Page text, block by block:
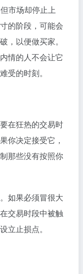
市场却停止上
的阶段，可能会
，以便做买家。
情的人不会让它
受的时刻。
在狂热的交易时
你决定接受它，
那些没有按照你
如果必须冒很大
交易时段中被触
立止损点。